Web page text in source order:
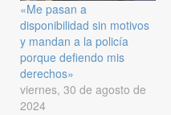
«Me pasan a
disponibilidad sin motivos
y mandan a la policía
porque defiendo mis
derechos»
viernes, 30 de agosto de
2024